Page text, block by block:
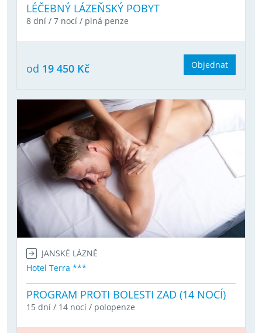
LÉČEBNÝ LÁZEŇSKÝ POBYT
8 dní / 7 nocí / plná penze
od 19 450 Kč Objednat
JANSKÉ LÁZNĚ
Hotel Terra ***
PROGRAM PROTI BOLESTI ZAD (14 NOCÍ)
15 dní / 14 nocí / polopenze